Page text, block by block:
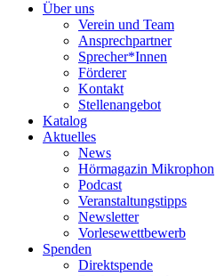
Über uns
Verein und Team
Ansprechpartner
Sprecher*Innen
Förderer
Kontakt
Stellenangebot
Katalog
Aktuelles
News
Hörmagazin Mikrophon
Podcast
Veranstaltungstipps
Newsletter
Vorlesewettbewerb
Spenden
Direktspende